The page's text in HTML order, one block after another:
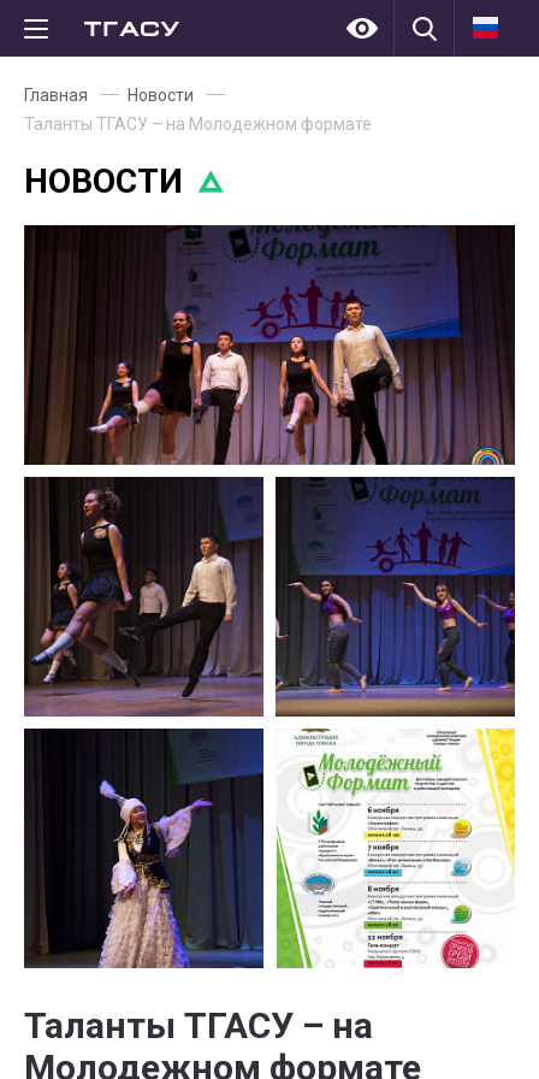
Главная
Новости
Таланты ТГАСУ – на Молодежном формате
НОВОСТИ
Таланты ТГАСУ – на
Молодежном формате